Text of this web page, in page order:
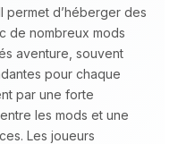
permet d’héberger des
de nombreux mods
aventure, souvent
pour chaque
par une forte
les mods et une
Les joueurs
pour me
ton petit
moi ce dont
remuer mes